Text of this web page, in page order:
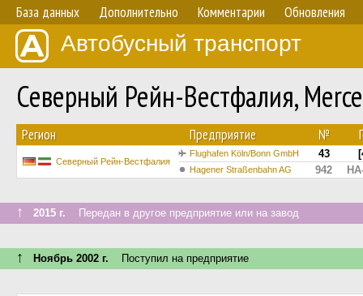
База данных Дополнительно Комментарии Обновления
Автобусный транспорт
Северный Рейн-Вестфалия,
Регион Предприятие №
Северный Рейн-Вестфалия
Flughafen Köln/Bonn GmbH 43
Hagener Straßenbahn AG 942
↑ 2015 г. Передан в другое предприятие или на завод
↑ Ноябрь 2002 г. Поступил на предприятие